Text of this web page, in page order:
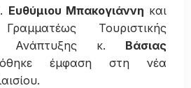
Ευθύμιου Μπακογιάννη και
Τουριστικής
Ανάπτυξης κ. Βάσιας
έμφαση στη νέα